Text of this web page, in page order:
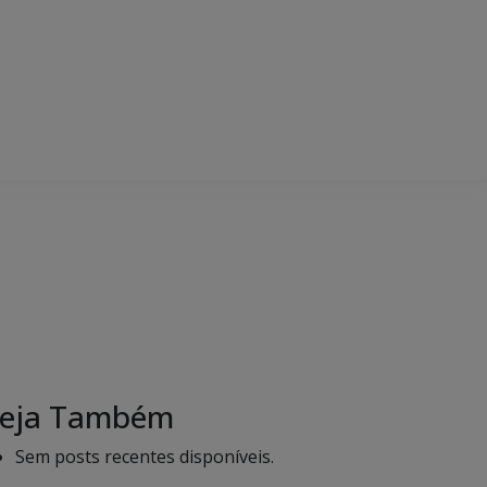
Também
Sem posts recentes disponíveis.